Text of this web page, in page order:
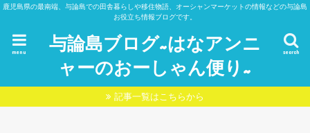
鹿児島県の最南端、与論島での田舎暮らしや移住物語、オーシャンマーケットの情報などの与論島
お役立ち情報ブログです。
与論島ブログ~はなアンニ
ャーのおーしゃん便り~
search
menu
記事一覧はこちらから